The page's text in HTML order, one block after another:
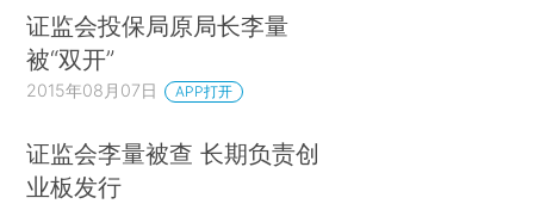
证监会投保局原局长李量
被“双开”
2015年08月07日 APP打开
证监会李量被查 长期负责创
业板发行